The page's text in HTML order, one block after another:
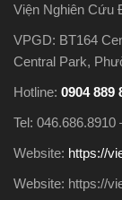
Viện Nghiên Cứu
VPGD: BT164
Central Park,
Hotline: 0904 889
Tel: 046.686.8910
Website: https://
Website: https://